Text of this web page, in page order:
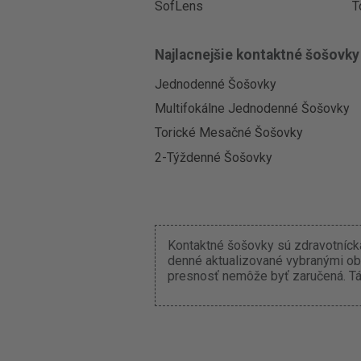
SofLens
Najlacnejšie kontaktné šošovky
Jednodenné Šošovky
Multifokálne Jednodenné Šošovky
Torické Mesačné Šošovky
2-Týždenné Šošovky
Kontaktné šošovky sú
denné aktualizované vybranými
presnosť nemôže byť zaručená.